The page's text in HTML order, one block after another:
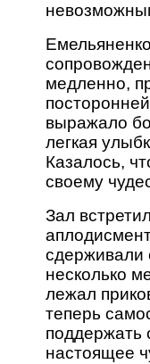
медленно,
выражало
легкая
Казалось,
своему
Зал
сдерживали
несколько
лежал
теперь
поддержать
настоящее